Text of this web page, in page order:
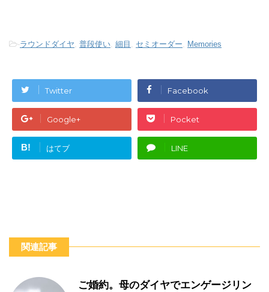
-ラウンドダイヤ, 普段使い, 細目 , セミオーダー, Memories
Twitter Facebook
Google+ Pocket
B! はてブ LINE
関連記事
ご婚約。母のダイヤでエンゲージリン